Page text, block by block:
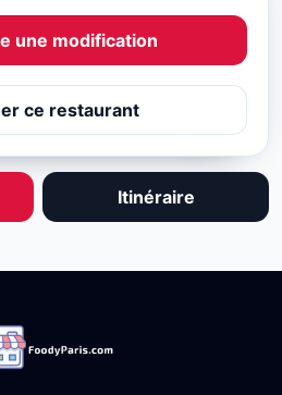
une modification
ce restaurant
Itinéraire